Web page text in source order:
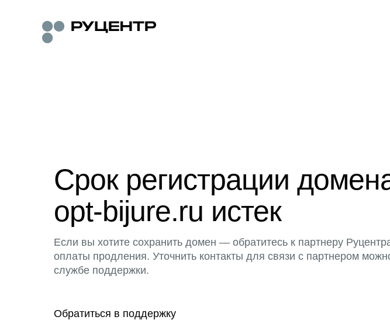
Срок регистрации
opt-bijure.ru истек
Если вы хотите сохранить домен — обратитесь к партнеру
оплаты продления. Уточнить контакты для связи с партнером
службе поддержки.
Обратиться в поддержку